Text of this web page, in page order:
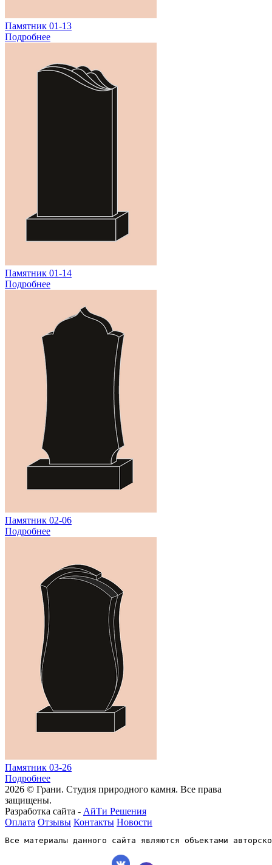
Памятник 01-13
Подробнее
Памятник 01-14
Подробнее
Памятник 02-06
Подробнее
Памятник 03-26
Подробнее
2026 © Грани. Студия природного камня. Все права
защищены.
Разработка сайта - АйТи Решения
Оплата Отзывы Контакты Новости
Все материалы данного сайта являются объектами